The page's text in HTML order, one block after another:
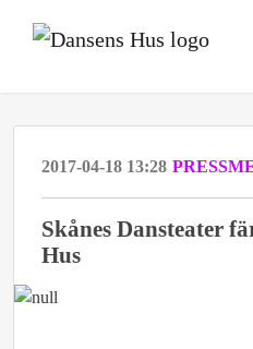
2017-04-18 13:28
Skånes Dansteater
Hus